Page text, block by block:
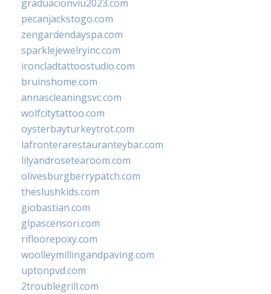
graduacionviu2023.com
pecanjackstogo.com
zengardendayspa.com
sparklejewelryinc.com
ironcladtattoostudio.com
bruinshome.com
annascleaningsvc.com
wolfcitytattoo.com
oysterbayturkeytrot.com
lafronterarestauranteybar.com
lilyandrosetearoom.com
olivesburgberrypatch.com
theslushkids.com
giobastian.com
glpascensori.com
rifloorepoxy.com
woolleymillingandpaving.com
uptonpvd.com
2troublegrill.com